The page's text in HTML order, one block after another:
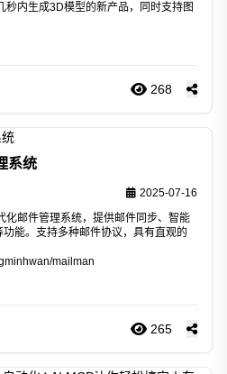
秒内生成3D模型的新产品，同时支持图
268
系统
2025-07-16
化邮件管理系统，提供邮件同步、智能
能。支持多种邮件协议，具有直观的
mailman
265